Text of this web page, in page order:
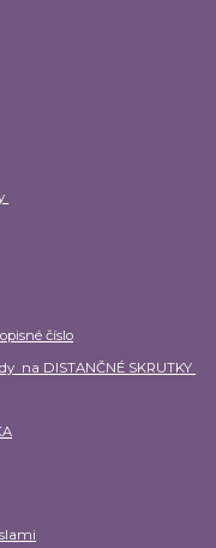
číslo
na DISTANČNÉ SKRUTKY